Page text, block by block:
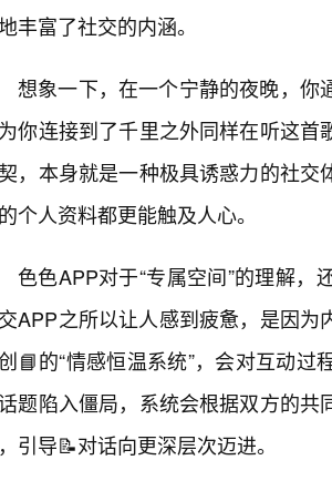
丰富了社交的内涵。
想象一下，在一个宁静的夜晚，你
你连接到了千里之外同样在听这
，本身就是一种极具诱惑力的社
个人资料都更能触及人心。
色色APP对于“专属空间”的理解
APP之所以让人感到疲惫，是因
📘的“情感恒温系统”，会对互动
题陷入僵局，系统会根据双方的
引导📝对话向更深层次迈进。